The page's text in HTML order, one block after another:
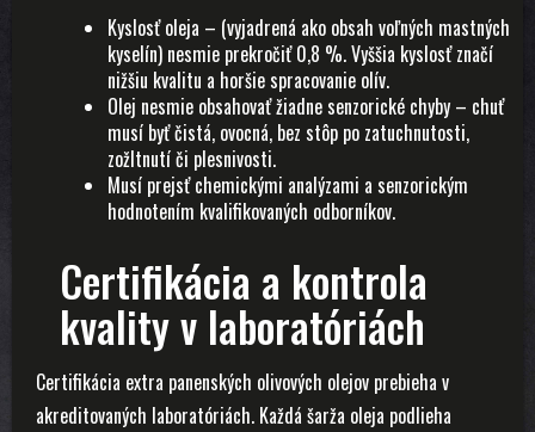
Kyslosť oleja – (vyjadrená ako obsah voľných mastných
kyselín) nesmie prekročiť 0,8 %. Vyššia kyslosť značí
nižšiu kvalitu a horšie spracovanie olív.
Olej nesmie obsahovať žiadne senzorické chyby – chuť
musí byť čistá, ovocná, bez stôp po zatuchnutosti,
zožltnutí či plesnivosti.
Musí prejsť chemickými analýzami a senzorickým
hodnotením kvalifikovaných odborníkov.
Certifikácia a kontrola
kvality v laboratóriách
Certifikácia extra panenských olivových olejov prebieha v
akreditovaných laboratóriách. Každá šarža oleja podlieha